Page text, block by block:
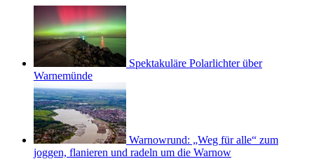
Spektakuläre Polarlichter über
Warnemünde
Warnowrund: „Weg für alle“ zum
joggen, flanieren und radeln um die Warnow